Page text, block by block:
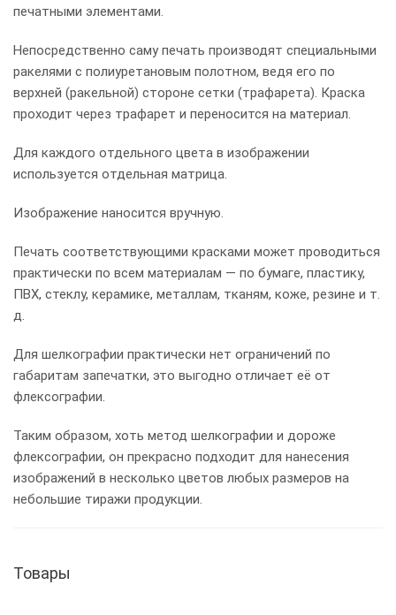
печатными элементами.
Непосредственно саму печать производят специальными
ракелями с полиуретановым полотном, ведя его по
верхней (ракельной) стороне сетки (трафарета). Краска
проходит через трафарет и переносится на материал.
Для каждого отдельного цвета в изображении
используется отдельная матрица.
Изображение наносится вручную.
Печать соответствующими красками может проводиться
практически по всем материалам — по бумаге, пластику,
ПВХ, стеклу, керамике, металлам, тканям, коже, резине и т.
д.
Для шелкографии практически нет ограничений по
габаритам запечатки, это выгодно отличает её от
флексографии.
Таким образом, хоть метод шелкографии и дороже
флексографии, он прекрасно подходит для нанесения
изображений в несколько цветов любых размеров на
небольшие тиражи продукции.
Товары